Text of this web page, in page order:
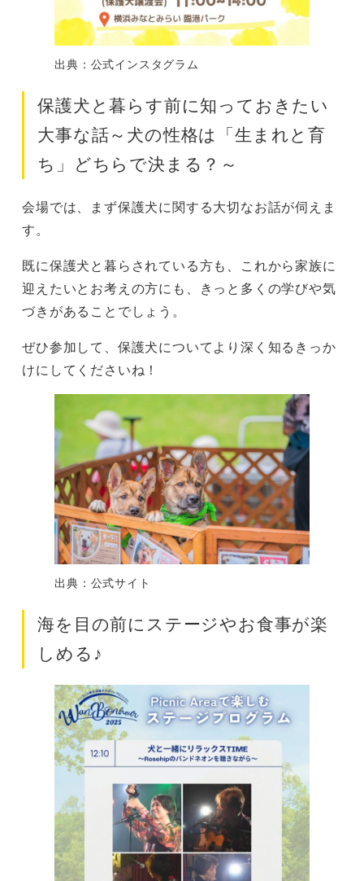
出典：公式インスタグラム
保護犬と暮らす前に知っておきたい
大事な話～犬の性格は「生まれと育
ち」どちらで決まる？～
会場では、まず保護犬に関する大切なお話が伺えま
す。
既に保護犬と暮らされている方も、これから家族に
迎えたいとお考えの方にも、きっと多くの学びや気
づきがあることでしょう。
ぜひ参加して、保護犬についてより深く知るきっか
けにしてくださいね！
出典：公式サイト
海を目の前にステージやお食事が楽
しめる♪